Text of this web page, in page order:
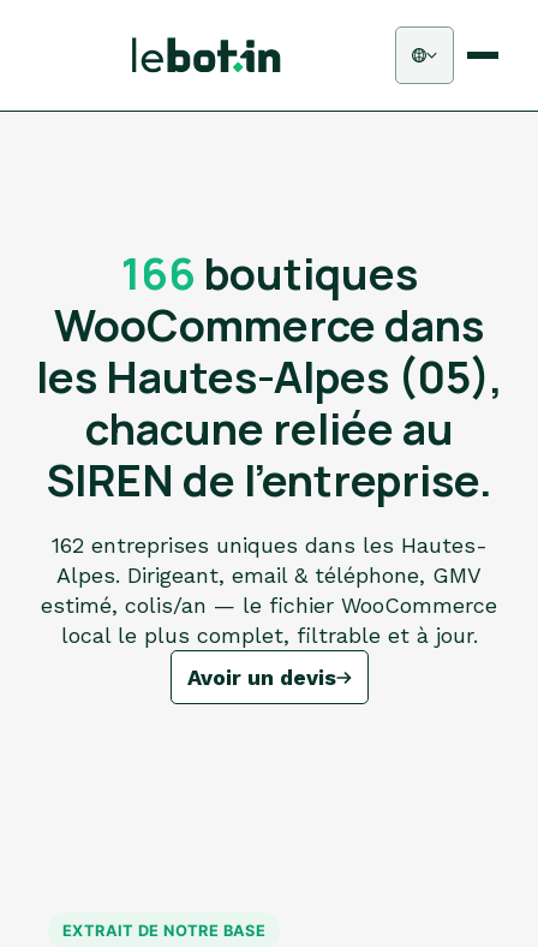
166 boutiques
WooCommerce dans
les Hautes-Alpes (05),
chacune reliée au
SIREN de l'entreprise.
162 entreprises uniques dans les Hautes-
Alpes. Dirigeant, email & téléphone, GMV
estimé, colis/an — le fichier WooCommerce
local le plus complet, filtrable et à jour.
Avoir un devis
EXTRAIT DE NOTRE BASE